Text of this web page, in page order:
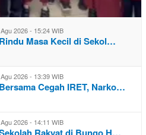
2026 - 15:24 WIB
Masa Kecil di Sekol…
2026 - 13:39 WIB
Cegah IRET, Narko…
2026 - 14:11 WIB